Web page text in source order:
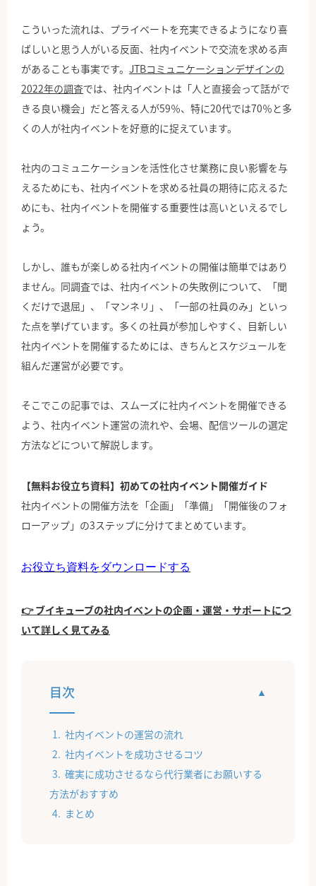
こういった流れは、プライベートを充実できるようになり喜
ばしいと思う人がいる反面、社内イベントで交流を求める声
があることも事実です。 JTBコミュニケーションデザインの
2022年の調査では、社内イベントは「人と直接会って話がで
きる良い機会」だと答える人が59％、特に20代では70％と多
くの人が社内イベントを好意的に捉えています。
社内のコミュニケーションを活性化させ業務に良い影響を与
えるためにも、社内イベントを求める社員の期待に応えるた
めにも、社内イベントを開催する重要性は高いといえるでし
ょう。
しかし、誰もが楽しめる社内イベントの開催は簡単ではあり
ません。同調査では、社内イベントの失敗例について、「聞
くだけで退屈」、「マンネリ」、「一部の社員のみ」といっ
た点を挙げています。多くの社員が参加しやすく、目新しい
社内イベントを開催するためには、きちんとスケジュールを
組んだ運営が必要です。
そこでこの記事では、スムーズに社内イベントを開催できる
よう、社内イベント運営の流れや、会場、配信ツールの選定
方法などについて解説します。
【無料お役立ち資料】初めての社内イベント開催ガイド
社内イベントの開催方法を「企画」「準備」「開催後のフォ
ローアップ」の3ステップに分けてまとめています。
お役立ち資料をダウンロードする
👉 ブイキューブの社内イベントの企画・運営・サポートにつ
いて詳しく見てみる
目次
社内イベントの運営の流れ
社内イベントを成功させるコツ
確実に成功させるなら代行業者にお願いする
方法がおすすめ
まとめ